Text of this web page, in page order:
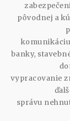
pôvodnej a
banky,
vypracovanie
správu